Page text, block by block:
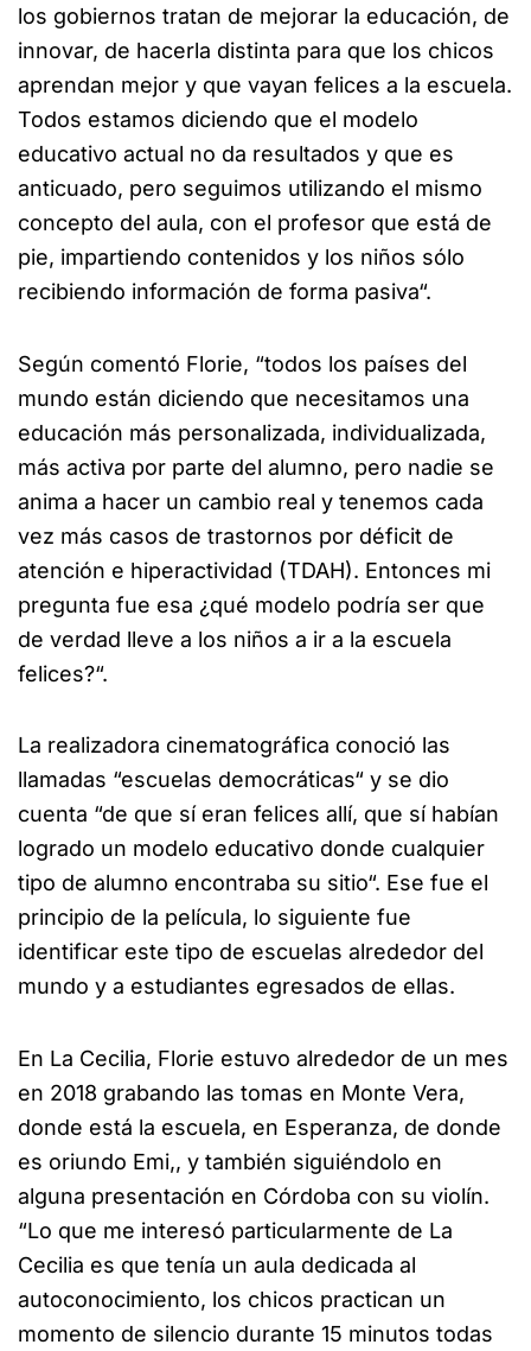
los gobiernos tratan de mejorar la educación, de
innovar, de hacerla distinta para que los chicos
aprendan mejor y que vayan felices a la escuela.
Todos estamos diciendo que el modelo
educativo actual no da resultados y que es
anticuado, pero seguimos utilizando el mismo
concepto del aula, con el profesor que está de
pie, impartiendo contenidos y los niños sólo
recibiendo información de forma pasiva“.
Según comentó Florie, “todos los países del
mundo están diciendo que necesitamos una
educación más personalizada, individualizada,
más activa por parte del alumno, pero nadie se
anima a hacer un cambio real y tenemos cada
vez más casos de trastornos por déficit de
atención e hiperactividad (TDAH). Entonces mi
pregunta fue esa ¿qué modelo podría ser que
de verdad lleve a los niños a ir a la escuela
felices?“.
La realizadora cinematográfica conoció las
llamadas “escuelas democráticas“ y se dio
cuenta “de que sí eran felices allí, que sí habían
logrado un modelo educativo donde cualquier
tipo de alumno encontraba su sitio“. Ese fue el
principio de la película, lo siguiente fue
identificar este tipo de escuelas alrededor del
mundo y a estudiantes egresados de ellas.
En La Cecilia, Florie estuvo alrededor de un mes
en 2018 grabando las tomas en Monte Vera,
donde está la escuela, en Esperanza, de donde
es oriundo Emi,, y también siguiéndolo en
alguna presentación en Córdoba con su violín.
“Lo que me interesó particularmente de La
Cecilia es que tenía un aula dedicada al
autoconocimiento, los chicos practican un
momento de silencio durante 15 minutos todas